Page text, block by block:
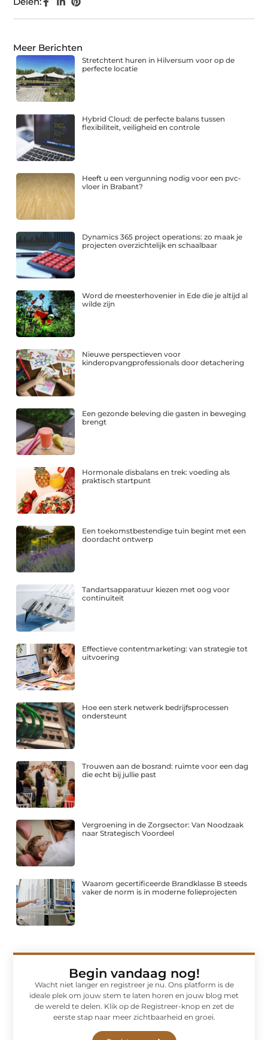
Meer Berichten
Stretchtent huren in Hilversum voor op de
perfecte locatie
Hybrid Cloud: de perfecte balans tussen
flexibiliteit, veiligheid en controle
Heeft u een vergunning nodig voor een pvc-
vloer in Brabant?
Dynamics 365 project operations: zo maak je
projecten overzichtelijk en schaalbaar
Word de meesterhovenier in Ede die je altijd al
wilde zijn
Nieuwe perspectieven voor
kinderopvangprofessionals door detachering
Een gezonde beleving die gasten in beweging
brengt
Hormonale disbalans en trek: voeding als
praktisch startpunt
Een toekomstbestendige tuin begint met een
doordacht ontwerp
Tandartsapparatuur kiezen met oog voor
continuïteit
Effectieve contentmarketing: van strategie tot
uitvoering
Hoe een sterk netwerk bedrijfsprocessen
ondersteunt
Trouwen aan de bosrand: ruimte voor een dag
die echt bij jullie past
Vergroening in de Zorgsector: Van Noodzaak
naar Strategisch Voordeel
Waarom gecertificeerde Brandklasse B steeds
vaker de norm is in moderne folieprojecten
Begin vandaag nog!
Wacht niet langer en registreer je nu. Ons platform is de
ideale plek om jouw stem te laten horen en jouw blog met
de wereld te delen. Klik op de Registreer-knop en zet de
eerste stap naar meer zichtbaarheid en groei.